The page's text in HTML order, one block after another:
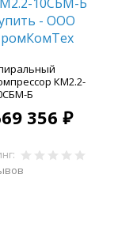
КМ2.2-
Б
356 ₽